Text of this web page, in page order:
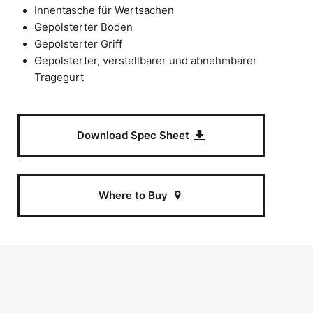
Innentasche für Wertsachen
Gepolsterter Boden
Gepolsterter Griff
Gepolsterter, verstellbarer und abnehmbarer
Tragegurt
Download Spec Sheet
Where to Buy